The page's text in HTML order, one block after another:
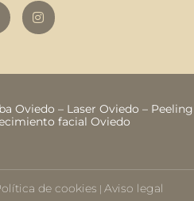
Oviedo – Laser Oviedo – Peeling
facial Oviedo
de cookies | Aviso legal